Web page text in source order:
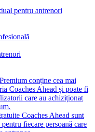
pentru antrenori
conține cea mai
Coaches Ahead și poate fi
care au achiziționat
Coaches Ahead sunt
fiecare persoană care